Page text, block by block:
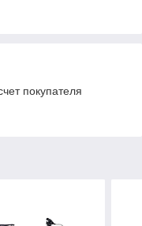
покупателя